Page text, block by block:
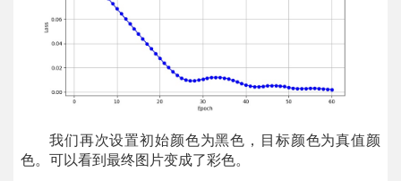
我们再次设置初始颜色为黑色，目标颜色为真值颜
色。可以看到最终图片变成了彩色。